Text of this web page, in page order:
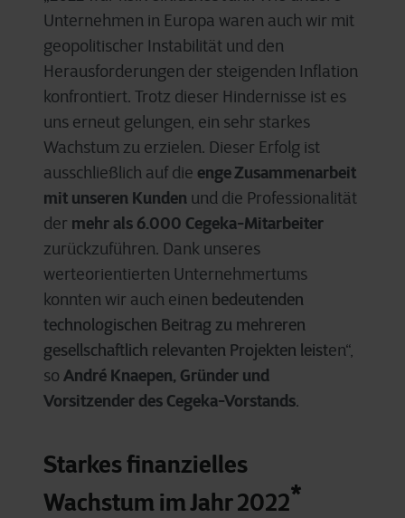
Unternehmen in Europa waren auch wir mit
geopolitischer Instabilität und den
Herausforderungen der steigenden Inflation
konfrontiert. Trotz dieser Hindernisse ist es
uns erneut gelungen, ein sehr starkes
Wachstum zu erzielen. Dieser Erfolg ist
ausschließlich auf die enge Zusammenarbeit
mit unseren Kunden und die Professionalität
der mehr als 6.000 Cegeka-Mitarbeiter
zurückzuführen. Dank unseres
werteorientierten Unternehmertums
konnten wir auch einen bedeutenden
technologischen Beitrag zu mehreren
gesellschaftlich relevanten Projekten leisten“,
so André Knaepen, Gründer und
Vorsitzender des Cegeka-Vorstands.
Starkes finanzielles
Wachstum im Jahr 2022*